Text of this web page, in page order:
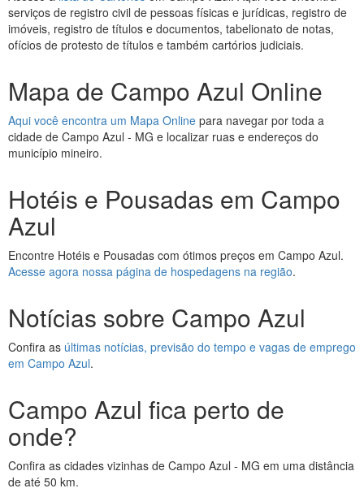
serviços de registro civil de pessoas físicas e jurídicas, registro de
imóveis, registro de títulos e documentos, tabelionato de notas,
ofícios de protesto de títulos e também cartórios judiciais.
Mapa de Campo Azul Online
Aqui você encontra um Mapa Online para navegar por toda a
cidade de Campo Azul - MG e localizar ruas e endereços do
município mineiro.
Hotéis e Pousadas em Campo
Azul
Encontre Hotéis e Pousadas com ótimos preços em Campo Azul.
Acesse agora nossa página de hospedagens na região.
Notícias sobre Campo Azul
Confira as últimas notícias, previsão do tempo e vagas de emprego
em Campo Azul.
Campo Azul fica perto de
onde?
Confira as cidades vizinhas de Campo Azul - MG em uma distância
de até 50 km.